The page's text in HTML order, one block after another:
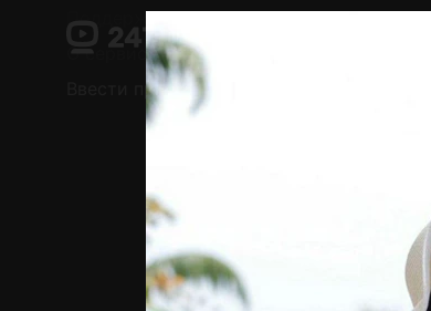
Поддержка:support@24h.tv
О сервисе
Пользовательское
Ввести промокод